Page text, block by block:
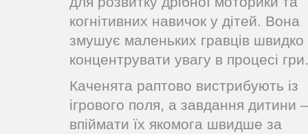
когнітивних навичок у дітей. Вона
змушує маленьких гравців швидко
концентрувати увагу в процесі
Каченята раптово вистрибують із
ігрового поля, а завдання дитини –
впіймати їх якомога швидше за